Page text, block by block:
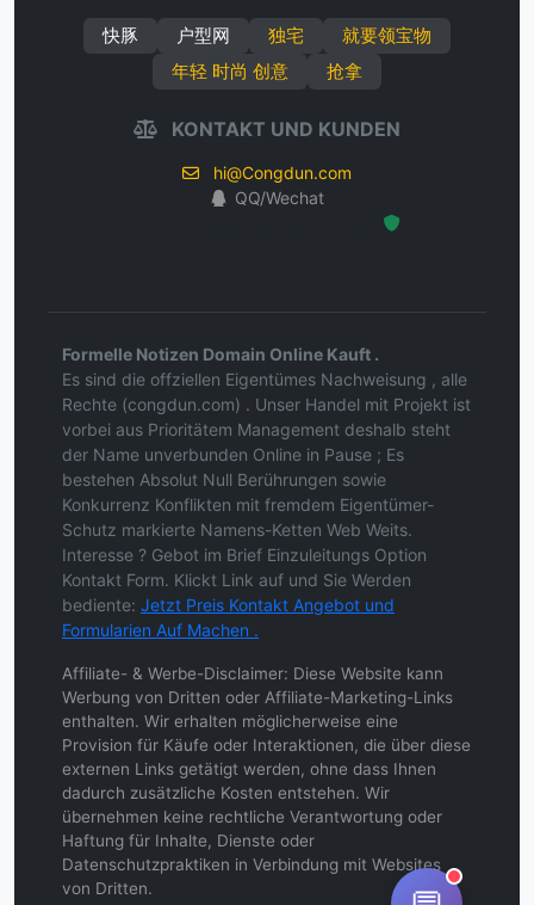
快豚 户型网 独宅
就要领宝物
年轻 时尚 创意
抢拿
KONTAKT UND KUNDEN
hi@Congdun.com
QQ/Wechat
Formelle Notizen Domain Online Kauft .
Es sind die offziellen Eigentümes Nachweisung , alle
Rechte (congdun.com) . Unser Handel mit Projekt ist
vorbei aus Prioritätem Management deshalb steht
der Name unverbunden Online in Pause ; Es
bestehen Absolut Null Berührungen sowie
Konkurrenz Konflikten mit fremdem Eigentümer-
Schutz markierte Namens-Ketten Web Weits.
Interesse ? Gebot im Brief Einzuleitungs Option
Kontakt Form. Klickt Link auf und Sie Werden
bediente: Jetzt Preis Kontakt Angebot und
Formularien Auf Machen .
Affiliate- & Werbe-Disclaimer: Diese Website kann
Werbung von Dritten oder Affiliate-Marketing-Links
enthalten. Wir erhalten möglicherweise eine
Provision für Käufe oder Interaktionen, die über diese
externen Links getätigt werden, ohne dass Ihnen
dadurch zusätzliche Kosten entstehen. Wir
übernehmen keine rechtliche Verantwortung oder
Haftung für Inhalte, Dienste oder
Datenschutzpraktiken in Verbindung mit Websites
von Dritten.